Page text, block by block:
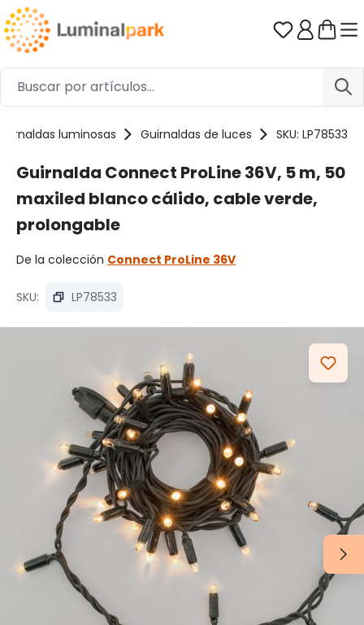
Saltar al contenido principal Tienes 0
luminosas Guirnaldas de luces SKU: LP78533
Guirnalda Connect ProLine 36V, 5 m, 50
maxiled blanco cálido, cable verde,
prolongable
De la colección Connect ProLine 36V
SKU: LP78533